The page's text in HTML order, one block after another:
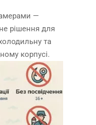
—
рішення для
та
корпусі.